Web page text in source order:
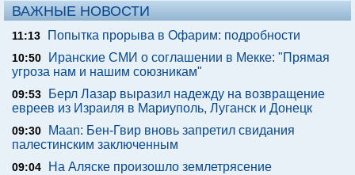
ВАЖНЫЕ НОВОСТИ
11:13 Попытка прорыва в Офарим: подробности
10:50
Иранские СМИ о соглашении в Мекке: "Прямая
угроза нам и нашим союзникам"
09:53
Берл Лазар выразил надежду на возвращение
евреев из Израиля в Мариуполь, Луганск и Донецк
09:30
Maan: Бен-Гвир вновь запретил свидания
палестинским заключенным
09:04 На Аляске произошло землетрясение